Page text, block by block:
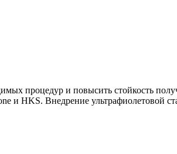
процедур и повысить стойкость
и HKS. Внедрение ультрафиолетовой